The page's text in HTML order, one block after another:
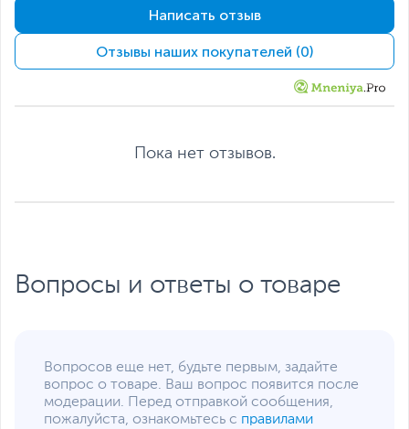
Вес 7.3 кг
Вес с упаковкой 9.6 кг
Написать отзыв
Отзывы наших покупателей (0)
Пока нет отзывов.
Вопросы и ответы о товаре
Вопросов еще нет, будьте первым, задайте
вопрос о товаре. Ваш вопрос появится после
модерации. Перед отправкой сообщения,
пожалуйста, ознакомьтесь с правилами